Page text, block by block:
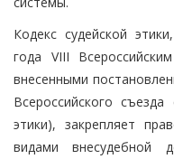
Кодекс судейской
года VIII
внесенными
Всероссийского
этики), закрепляет
видами внесудебной